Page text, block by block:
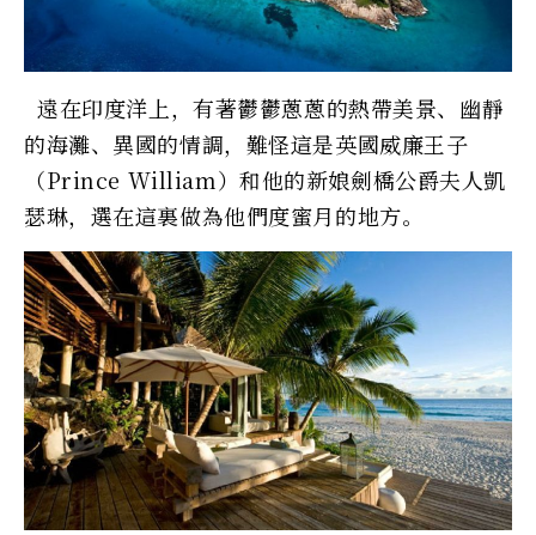
遠在印度洋上，有著鬱鬱蔥蔥的熱帶美景、幽靜
的海灘、異國的情調，難怪這是英國威廉王子
（Prince William）和他的新娘劍橋公爵夫人凱
瑟琳，選在這裏做為他們度蜜月的地方。